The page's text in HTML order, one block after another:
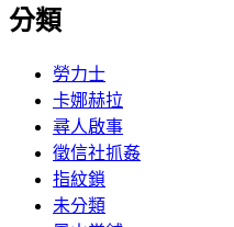
分類
勞力士
卡娜赫拉
尋人啟事
徵信社抓姦
指紋鎖
未分類